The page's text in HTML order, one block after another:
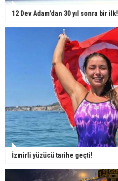
12 Dev Adam'dan 30 yıl sonra bir ilk!
İzmirli yüzücü tarihe geçti!